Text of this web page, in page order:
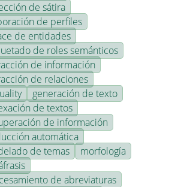
de sátira
de perfiles
de entidades
de roles semánticos
de información
de relaciones
generación de texto
de textos
de información
automática
de temas
morfología
de abreviaturas